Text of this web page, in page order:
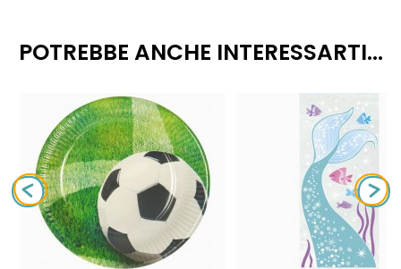
POTREBBE ANCHE INTERESSARTI...